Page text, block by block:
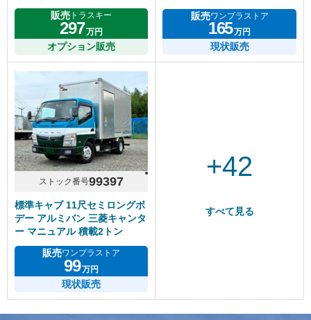
扉 内高218cm 5速マニュアル
いすゞエルフ
販売 トラスキー
297万円
オプション販売
販売ワンプラストア
165万円
現状販売
ストック番号99397
標準キャブ 11尺セミロングボ
デー アルミバン 三菱キャンタ
ー マニュアル 積載2トン
販売ワンプラストア
99万円
現状販売
+42
すべて見る